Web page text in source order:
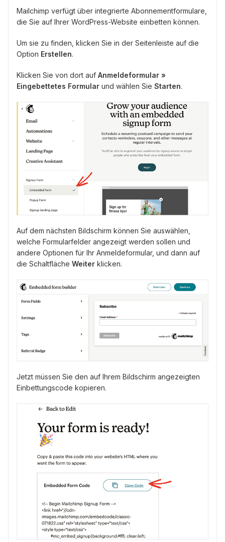
Mailchimp verfügt über integrierte Abonnementformulare,
die Sie auf Ihrer WordPress-Website einbetten können.
Um sie zu finden, klicken Sie in der Seitenleiste auf die
Option Erstellen.
Klicken Sie von dort auf Anmeldeformular »
Eingebettetes Formular und wählen Sie Starten.
Auf dem nächsten Bildschirm können Sie auswählen,
welche Formularfelder angezeigt werden sollen und
andere Optionen für Ihr Anmeldeformular, und dann auf
die Schaltfläche Weiter klicken.
Jetzt müssen Sie den auf Ihrem Bildschirm angezeigten
Einbettungscode kopieren.